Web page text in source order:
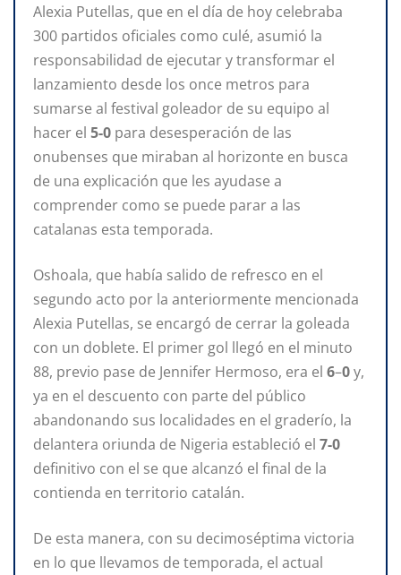
Alexia Putellas, que en el día de hoy celebraba
300 partidos oficiales como culé, asumió la
responsabilidad de ejecutar y transformar el
lanzamiento desde los once metros para
sumarse al festival goleador de su equipo al
hacer el 5-0 para desesperación de las
onubenses que miraban al horizonte en busca
de una explicación que les ayudase a
comprender como se puede parar a las
catalanas esta temporada.
Oshoala, que había salido de refresco en el
segundo acto por la anteriormente mencionada
Alexia Putellas, se encargó de cerrar la goleada
con un doblete. El primer gol llegó en el minuto
88, previo pase de Jennifer Hermoso, era el 6–0y,
ya en el descuento con parte del público
abandonando sus localidades en el graderío, la
delantera oriunda de Nigeria estableció el 7-0
definitivo con el se que alcanzó el final de la
contienda en territorio catalán.
De esta manera, con su decimoséptima victoria
en lo que llevamos de temporada, el actual